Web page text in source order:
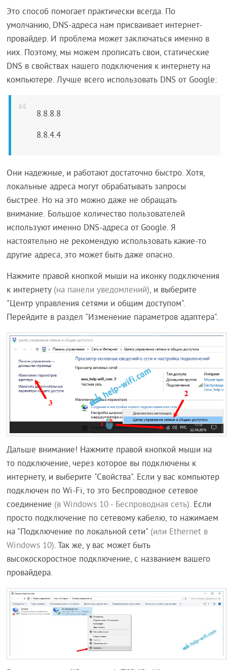
Это способ помогает практически всегда. По
умолчанию, DNS-адреса нам присваивает интернет-
провайдер. И проблема может заключаться именно в
них. Поэтому, мы можем прописать свои, статические
DNS в свойствах нашего подключения к интернету на
компьютере. Лучше всего использовать DNS от Google:
8.8.8.8
8.8.4.4
Они надежные, и работают достаточно быстро. Хотя,
локальные адреса могут обрабатывать запросы
быстрее. Но на это можно даже не обращать
внимание. Большое количество пользователей
используют именно DNS-адреса от Google. Я
настоятельно не рекомендую использовать какие-то
другие адреса, это может быть даже опасно.
Нажмите правой кнопкой мыши на иконку подключения
к интернету (на панели уведомлений), и выберите
"Центр управления сетями и общим доступом".
Перейдите в раздел "Изменение параметров адаптера".
Дальше внимание! Нажмите правой кнопкой мыши на
то подключение, через которое вы подключены к
интернету, и выберите "Свойства". Если у вас компьютер
подключен по Wi-Fi, то это Беспроводное сетевое
соединение (в Windows 10 - Беспроводная сеть). Если
просто подключение по сетевому кабелю, то нажимаем
на "Подключение по локальной сети" (или Ethernet в
Windows 10). Так же, у вас может быть
высокоскоростное подключение, с названием вашего
провайдера.